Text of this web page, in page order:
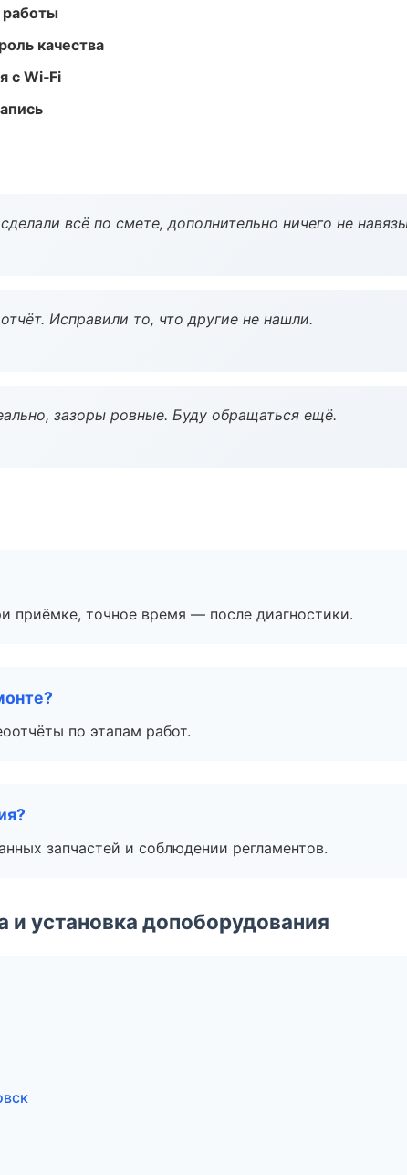
работы
качества
с Wi‑Fi
всё по смете, дополнительно ничего не
Исправили то, что другие не нашли.
зазоры ровные. Буду обращаться ещё.
приёмке, точное время — после диагностики.
по этапам работ.
запчастей и соблюдении регламентов.
установка допоборудования